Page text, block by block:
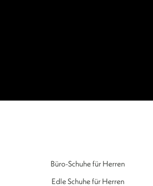
Büro-Schuhe für Herren
Edle Schuhe für Herren